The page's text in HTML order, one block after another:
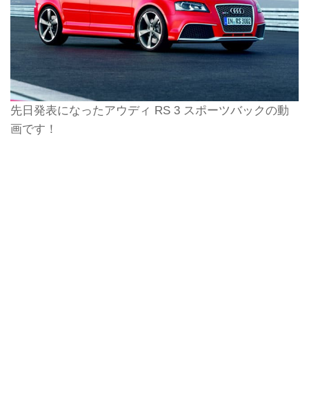
先日発表になったアウディ RS 3 スポーツバックの動
画です！